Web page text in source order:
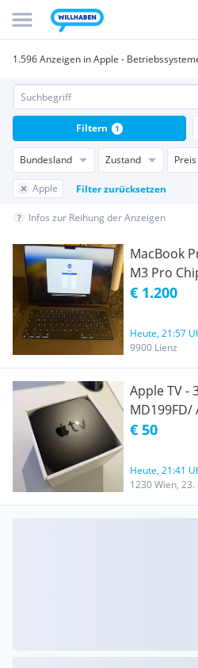
1.596 Anzeigen in Apple -
Bundesland Zustand Preis
Apple Filter zurücksetzen
Filtern 1
Infos zur Reihung der Anzeigen
MacBook
M3 Pro
€ 1.200
Heute, 21:57
9900 Lienz
Apple TV -
MD199FD/
€ 50
Heute, 21:41
1230 Wien,